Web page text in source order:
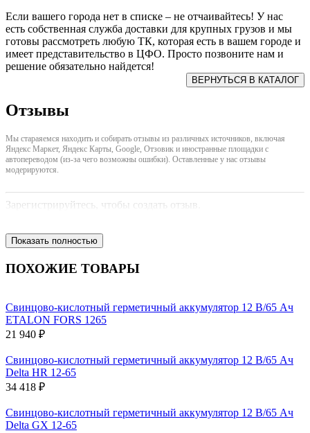
Если вашего города нет в списке – не отчаивайтесь! У нас
есть собственная служба доставки для крупных грузов и мы
готовы рассмотреть любую ТК, которая есть в вашем городе и
имеет представительство в ЦФО. Просто позвоните нам и
решение обязательно найдется!
Отзывы
Мы стараяемся находить и собирать отзывы из различных источников, включая
Яндекс Маркет, Яндекс Карты, Google, Отзовик и иностранные площадки с
автопереводом (из-за чего возможны ошибки). Оставленные у нас отзывы
модерируются.
Зарегистрируйтесь, чтобы создать отзыв.
Показать полностью
ПОХОЖИЕ ТОВАРЫ
Свинцово-кислотный герметичный аккумулятор 12 В/65 Ач
ETALON FORS 1265
21 940 ₽
Свинцово-кислотный герметичный аккумулятор 12 В/65 Ач
Delta HR 12-65
34 418 ₽
Свинцово-кислотный герметичный аккумулятор 12 В/65 Ач
Delta GX 12-65